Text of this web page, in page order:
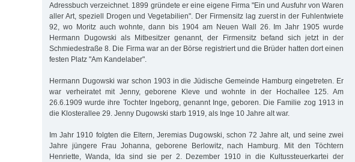
Adressbuch verzeichnet. 1899 gründete er eine eigene Firma "Ein und Ausfuhr von Waren
aller Art, speziell Drogen und Vegetabilien". Der Firmensitz lag zuerst in der Fuhlentwiete
92, wo Moritz auch wohnte, dann bis 1904 am Neuen Wall 26. Im Jahr 1905 wurde
Hermann Dugowski als Mitbesitzer genannt, der Firmensitz befand sich jetzt in der
Schmiedestraße 8. Die Firma war an der Börse registriert und die Brüder hatten dort einen
festen Platz "Am Kandelaber".
Hermann Dugowski war schon 1903 in die Jüdische Gemeinde Hamburg eingetreten. Er
war verheiratet mit Jenny, geborene Kleve und wohnte in der Hochallee 125. Am
26.6.1909 wurde ihre Tochter Ingeborg, genannt Inge, geboren. Die Familie zog 1913 in
die Klosterallee 29. Jenny Dugowski starb 1919, als Inge 10 Jahre alt war.
Im Jahr 1910 folgten die Eltern, Jeremias Dugowski, schon 72 Jahre alt, und seine zwei
Jahre jüngere Frau Johanna, geborene Berlowitz, nach Hamburg. Mit den Töchtern
Henriette, Wanda, Ida sind sie per 2. Dezember 1910 in die Kultussteuerkartei der